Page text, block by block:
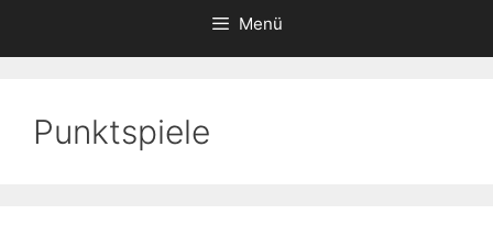
Menü
Punktspiele